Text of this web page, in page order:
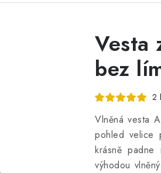
Vesta
bez
2
Vlněná vesta
pohled velice
krásně
výhodou